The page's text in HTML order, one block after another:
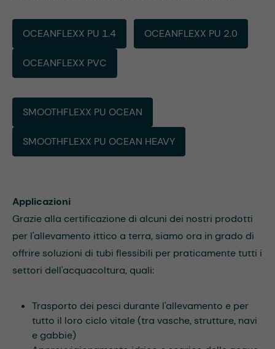
OCEANFLEXX PU 1.4 OCEANFLEXX PU 2.0
OCEANFLEXX PVC
SMOOTHFLEXX PU OCEAN
SMOOTHFLEXX PU OCEAN HEAVY
Applicazioni
Grazie alla certificazione di alcuni dei nostri prodotti
per l'allevamento ittico a terra, siamo ora in grado di
offrire soluzioni di tubi flessibili per praticamente tutti i
settori dell'acquacoltura, quali:
Trasporto dei pesci durante l'allevamento e per
tutto il loro ciclo vitale (tra vasche, strutture, navi
e gabbie)